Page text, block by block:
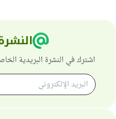
اشترك في النشرة البريدية